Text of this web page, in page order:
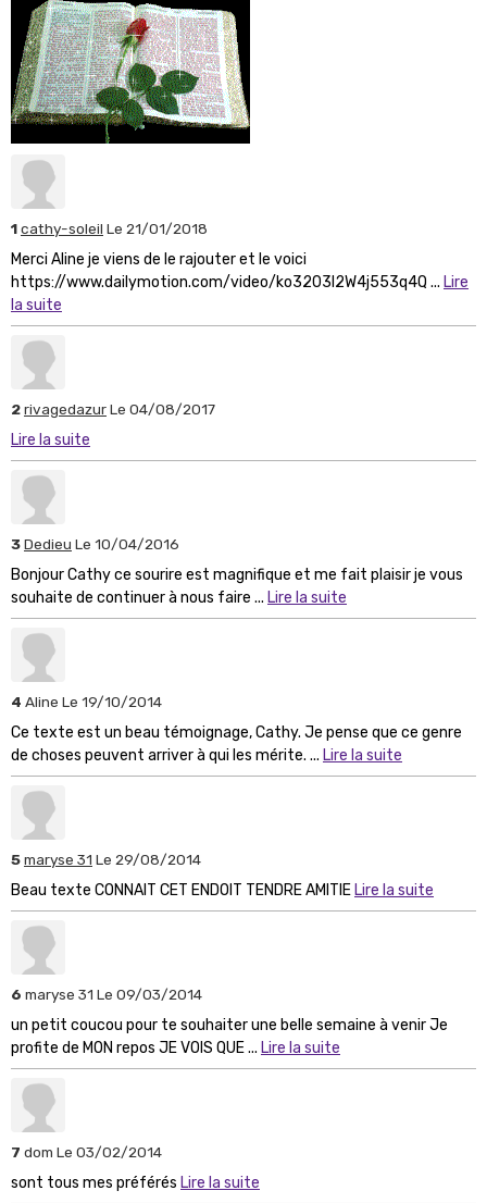
1cathy-soleil Le 21/01/2018
Merci Aline je viens de le rajouter et le voici
https://www.dailymotion.com/video/ko3203l2W4j553q4Q ... Lire
la suite
2rivagedazurLe 04/08/2017
Lire la suite
3Dedieu Le 10/04/2016
Bonjour Cathy ce sourire est magnifique et me fait plaisir je vous
souhaite de continuer à nous faire ... Lire la suite
4 Aline Le 19/10/2014
Ce texte est un beau témoignage, Cathy. Je pense que ce genre
de choses peuvent arriver à qui les mérite. ... Lire la suite
5maryse 31 Le 29/08/2014
Beau texte CONNAIT CET ENDOIT TENDRE AMITIE Lire la suite
6 maryse 31 Le 09/03/2014
un petit coucou pour te souhaiter une belle semaine à venir Je
profite de MON repos JE VOIS QUE ... Lire la suite
7 dom Le 03/02/2014
sont tous mes préférés Lire la suite